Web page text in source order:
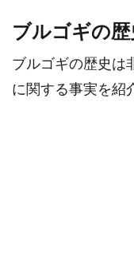
ブルゴギの歴
ブルゴギの歴史は
に関する事実を紹